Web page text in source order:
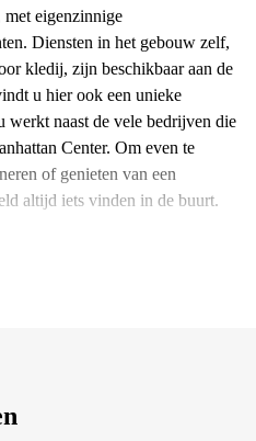
eigenzinnige
Diensten in het gebouw zelf,
kledij, zijn beschikbaar aan de
u hier ook een unieke
werkt naast de vele bedrijven die
Center. Om even te
of genieten van een
altijd iets vinden in de buurt.